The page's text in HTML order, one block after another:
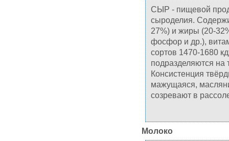
СЫР - пищевой
сыроделия.
27%) и жиры (20-
фосфор и др.),
сортов 1470-1680
подразделяются
Консистенция
мажущаяся,
созревают в
Молоко